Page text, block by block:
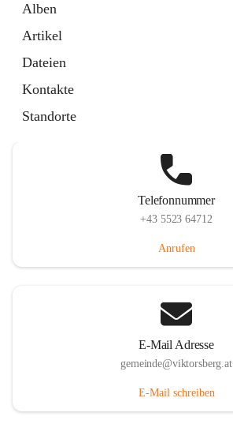
Alben
Artikel
Dateien
Kontakte
Standorte
Telefonnummer
+43 5523 64712
Anrufen
E-Mail Adresse
gemeinde@viktorsberg.at
E-Mail schreiben